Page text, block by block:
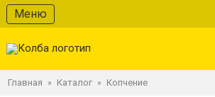
Меню
Главная » Каталог » Копчение